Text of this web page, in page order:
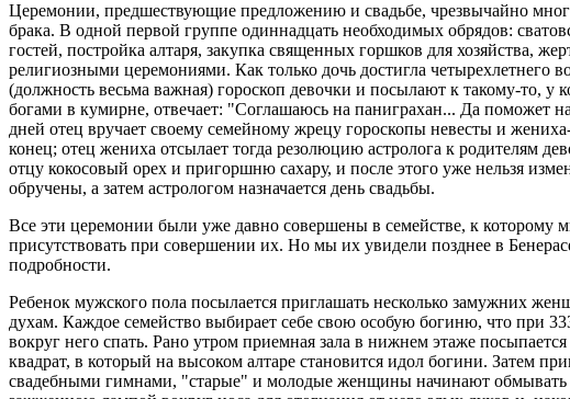
Церемонии, предшествующие предложению и свадьбе, чрезвычайно
брака. В одной первой группе одиннадцать необходимых обрядов:
гостей, постройка алтаря, закупка священных горшков для хозяйства,
религиозными церемониями. Как только дочь достигла четырехлетнего
(должность весьма важная) гороскоп девочки и посылают к такому-то,
богами в кумирне, отвечает: "Соглашаюсь на паниграхан... Да поможет
дней отец вручает своему семейному жрецу гороскопы невесты и
конец; отец жениха отсылает тогда резолюцию астролога к родителям
отцу кокосовый орех и пригоршню сахару, и после этого уже нельзя
обручены, а затем астрологом назначается день свадьбы.
Все эти церемонии были уже давно совершены в семействе, к которому
присутствовать при совершении их. Но мы их увидели позднее в
подробности.
Ребенок мужского пола посылается приглашать несколько замужних
духам. Каждое семейство выбирает себе свою особую богиню, что при
вокруг него спать. Рано утром приемная зала в нижнем этаже
квадрат, в который на высоком алтаре становится идол богини. Затем
свадебными гимнами, "старые" и молодые женщины начинают обмывать